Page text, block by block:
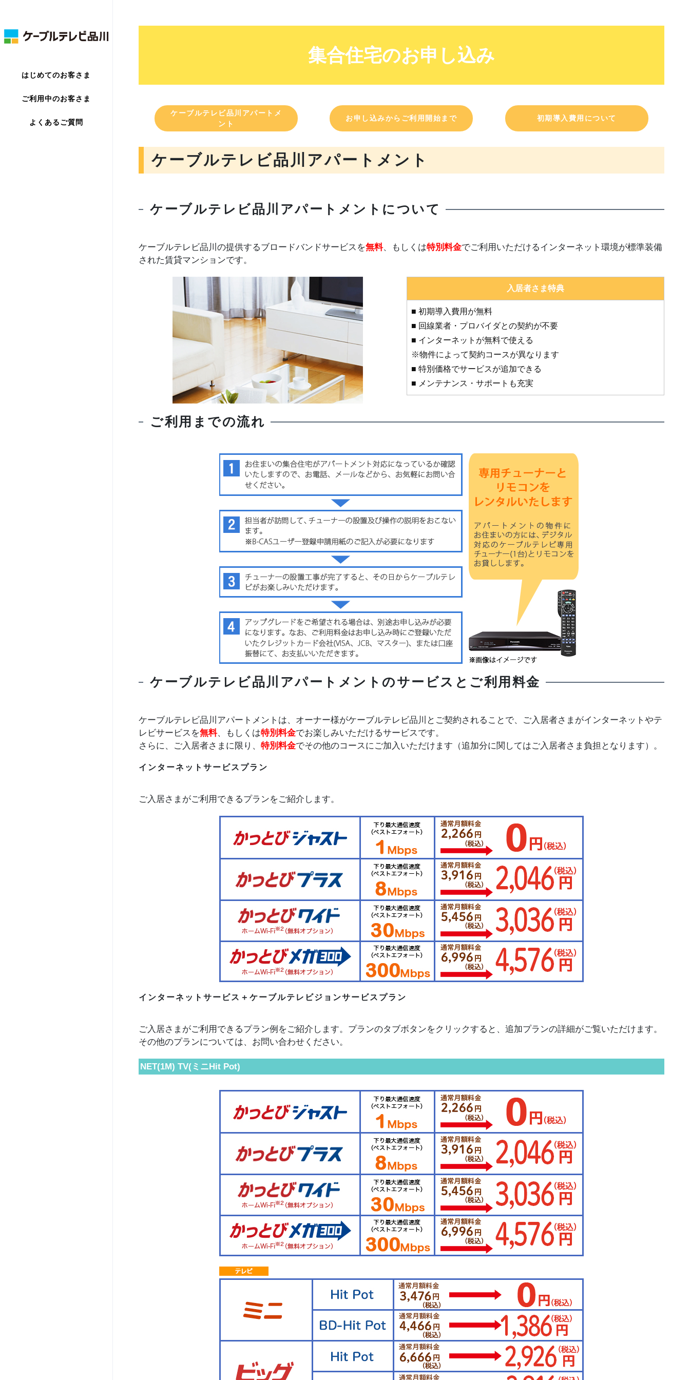
はじめてのお客さま
ご利用中のお客さま
よくあるご質問
集合住宅のお申し込み
ケーブルテレビ品川アパートメ
ント
お申し込みからご利用開始まで 初期導入費用について
ケーブルテレビ品川アパートメント
ケーブルテレビ品川アパートメントについて
ケーブルテレビ品川の提供するブロードバンドサービスを無料、もしくは特別料金でご利用いただけるインターネット環境が標準装備
された賃貸マンションです。
入居者さま特典
■ 初期導入費用が無料
■ 回線業者・プロバイダとの契約が不要
■ インターネットが無料で使える
※物件によって契約コースが異なります
■ 特別価格でサービスが追加できる
■ メンテナンス・サポートも充実
ご利用までの流れ
ケーブルテレビ品川アパートメントのサービスとご利用料金
ケーブルテレビ品川アパートメントは、オーナー様がケーブルテレビ品川とご契約されることで、ご入居者さまがインターネットやテ
レビサービスを無料、もしくは特別料金でお楽しみいただけるサービスです。
さらに、ご入居者さまに限り、 特別料金でその他のコースにご加入いただけます（追加分に関してはご入居者さま負担となります）。
インターネットサービスプラン
ご入居さまがご利用できるプランをご紹介します。
インターネットサービス＋ケーブルテレビジョンサービスプラン
ご入居さまがご利用できるプラン例をご紹介します。プランのタブボタンをクリックすると、追加プランの詳細がご覧いただけます。
その他のプランについては、お問い合わせください。
NET(1M) TV(ミニHit Pot)